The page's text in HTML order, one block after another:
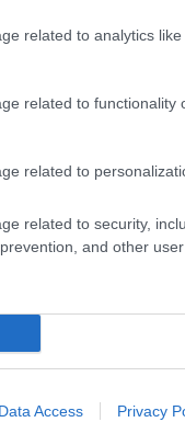
related to analytics
related to functionality
related to
related to security,
and other user
Data Access Privacy
a rendelkezése,
is csak
hogy a
teljesítéséhez
január